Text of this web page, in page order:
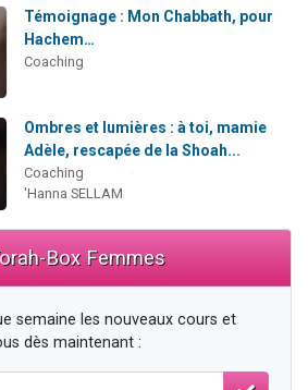
Témoignage : Mon Chabbath, pour
Hachem…
Coaching
Ombres et lumières : à toi, mamie
Adèle, rescapée de la Shoah...
Coaching
'Hanna SELLAM
Box Femmes
semaine les nouveaux cours et
dès maintenant :